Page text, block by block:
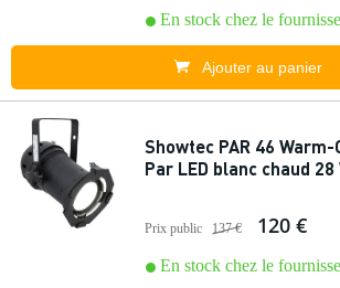
En stock chez le
Ajouter au panier
Showtec PAR 46
Par LED blanc chaud 28
Prix public 137 € 120 €
En stock chez le